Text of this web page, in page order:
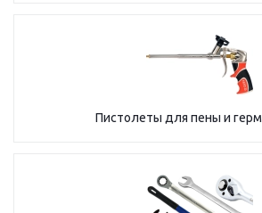
Пистолеты для пены и